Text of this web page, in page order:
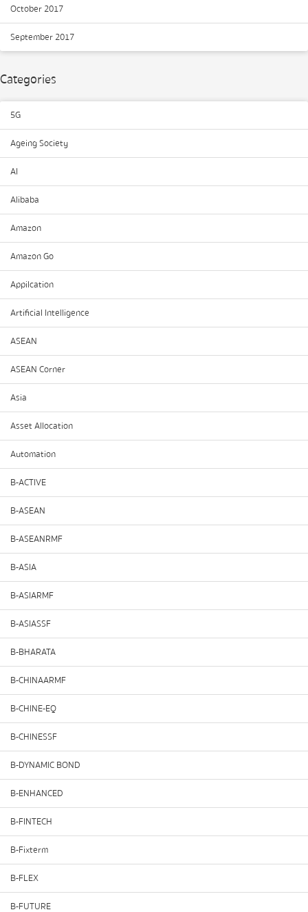
October 2017
September 2017
Categories
5G
Ageing Society
AI
Alibaba
Amazon
Amazon Go
Appilcation
Artificial Intelligence
ASEAN
ASEAN Corner
Asia
Asset Allocation
Automation
B-ACTIVE
B-ASEAN
B-ASEANRMF
B-ASIA
B-ASIARMF
B-ASIASSF
B-BHARATA
B-CHINAARMF
B-CHINE-EQ
B-CHINESSF
B-DYNAMIC BOND
B-ENHANCED
B-FINTECH
B-Fixterm
B-FLEX
B-FUTURE